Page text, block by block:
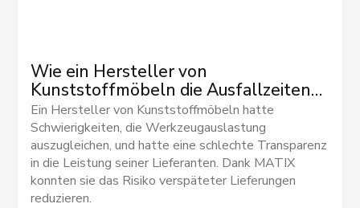
Wie ein Hersteller von
Kunststoffmöbeln die Ausfallzeiten
um 30 % reduziert hat
Ein Hersteller von Kunststoffmöbeln hatte
Schwierigkeiten, die Werkzeugauslastung
auszugleichen, und hatte eine schlechte Transparenz
in die Leistung seiner Lieferanten. Dank MATIX
konnten sie das Risiko verspäteter Lieferungen
reduzieren.